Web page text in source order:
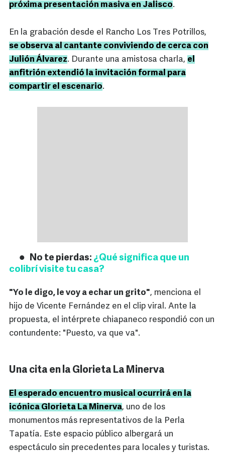
próxima presentación masiva en Jalisco.
En la grabación desde el Rancho Los Tres Potrillos,
se observa al cantante conviviendo de cerca con
Julión Álvarez. Durante una amistosa charla, el
anfitrión extendió la invitación formal para
compartir el escenario.
No te pierdas: ¿Qué significa que un
colibrí visite tu casa?
"Yo le digo, le voy a echar un grito", menciona el
hijo de Vicente Fernández en el clip viral. Ante la
propuesta, el intérprete chiapaneco respondió con un
contundente: "Puesto, va que va".
Una cita en la Glorieta La Minerva
El esperado encuentro musical ocurrirá en la
icónica Glorieta La Minerva, uno de los
monumentos más representativos de la Perla
Tapatía. Este espacio público albergará un
espectáculo sin precedentes para locales y turistas.